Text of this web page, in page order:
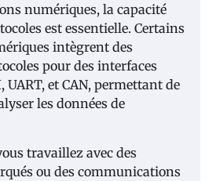
numériques, la capacité
est essentielle. Certains
intègrent des
pour des interfaces
UART, et CAN, permettant de
les données de
travaillez avec des
ou des communications